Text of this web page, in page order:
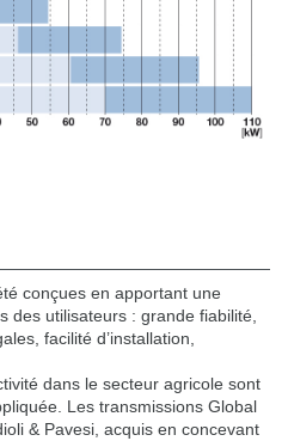
conçues en apportant une
des utilisateurs : grande fiabilité,
facilité d’installation,
dans le secteur agricole sont
Les transmissions Global
& Pavesi, acquis en concevant